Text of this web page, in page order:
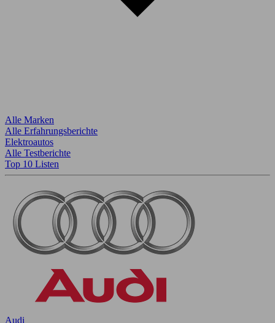
Alle Marken
Alle Erfahrungsberichte
Elektroautos
Alle Testberichte
Top 10 Listen
Audi